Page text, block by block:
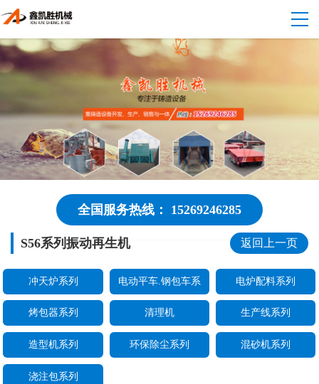
全国服务热线： 15269246285
S56系列振动再生机 返回上一页
冲天炉系列 电动平车.钢包车系 电炉配料系列
烤包器系列 清理机 生产线系列
造型机系列 环保除尘系列 混砂机系列
浇注包系列